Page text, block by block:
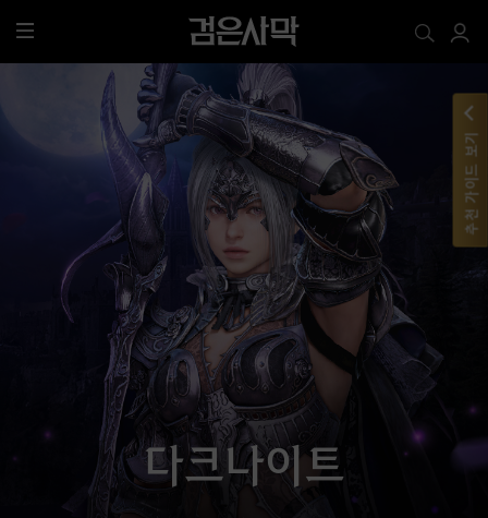
전
체
다크나이트
추천 가이드 보기